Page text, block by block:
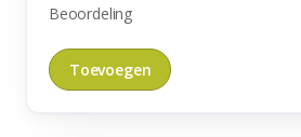
Beoordeling